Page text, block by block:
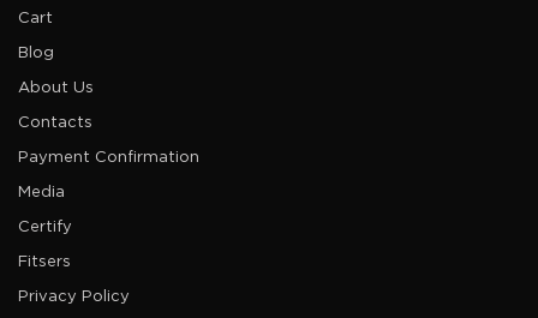
Cart
Blog
About Us
Contacts
Payment Confirmation
Media
Certify
Fitsers
Privacy Policy